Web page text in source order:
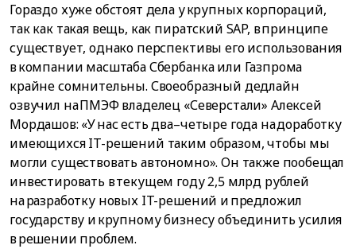
Гораздо хуже обстоят дела у крупных корпораций,
так как такая вещь, как пиратский SAP, в принципе
существует, однако перспективы его использования
в компании масштаба Сбербанка или Газпрома
крайне сомнительны. Своеобразный дедлайн
озвучил на ПМЭФ владелец «Северстали» Алексей
Мордашов: «У нас есть два–четыре года на доработку
имеющихся IT-решений таким образом, чтобы мы
могли существовать автономно». Он также пообещал
инвестировать в текущем году 2,5 млрд рублей
на разработку новых IT-решений и предложил
государству и крупному бизнесу объединить усилия
в решении проблем.